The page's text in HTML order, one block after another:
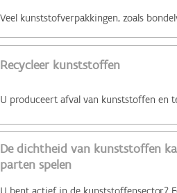
Recycleer kunststoffen
De dichtheid van kunststoffen
parten spelen